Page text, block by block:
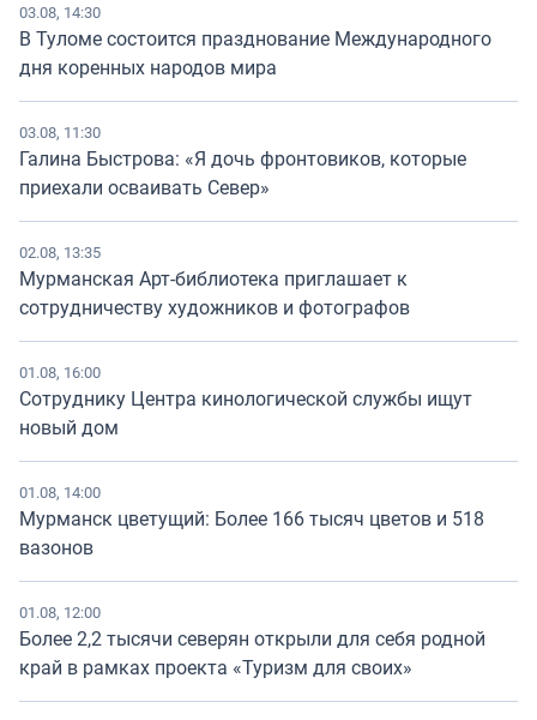
03.08, 14:30
В Туломе состоится празднование Международного
дня коренных народов мира
03.08, 11:30
Галина Быстрова: «Я дочь фронтовиков, которые
приехали осваивать Север»
02.08, 13:35
Мурманская Арт-библиотека приглашает к
сотрудничеству художников и фотографов
01.08, 16:00
Сотруднику Центра кинологической службы ищут
новый дом
01.08, 14:00
Мурманск цветущий: Более 166 тысяч цветов и 518
вазонов
01.08, 12:00
Более 2,2 тысячи северян открыли для себя родной
край в рамках проекта «Туризм для своих»